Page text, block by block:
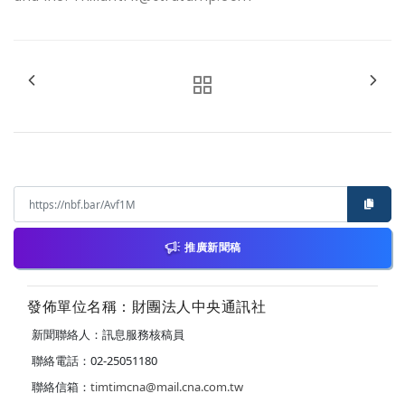
推廣新聞稿
發佈單位名稱：財團法人中央通訊社
新聞聯絡人：訊息服務核稿員
聯絡電話：02-25051180
聯絡信箱： timtimcna@mail.cna.com.tw